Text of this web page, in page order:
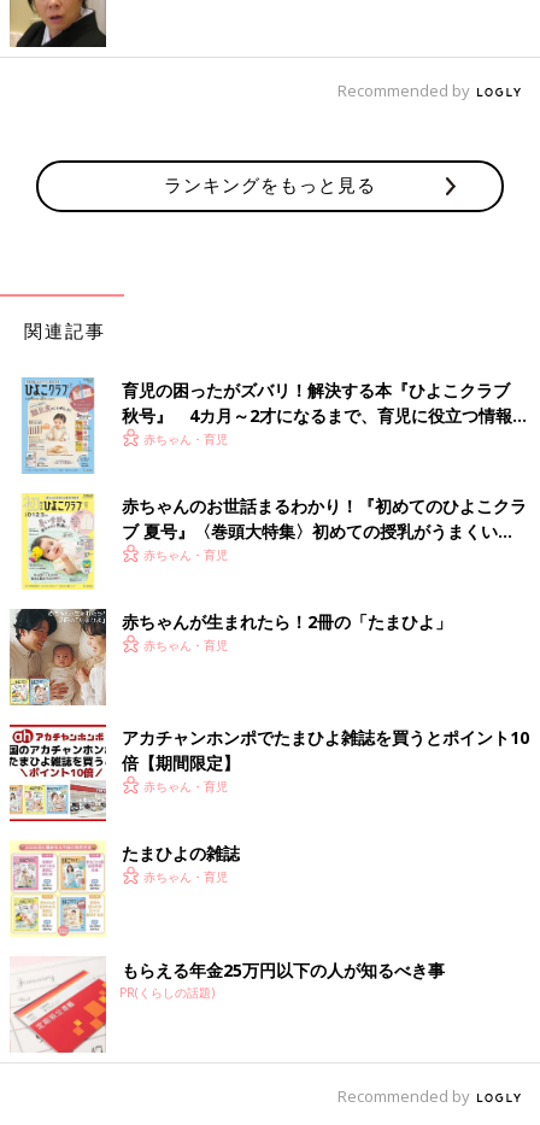
Recommended by
ランキングをもっと見る
関連記事
育児の困ったがズバリ！解決する本『ひよこクラブ
秋号』 4カ月～2才になるまで、育児に役立つ情報が
いっぱい！
赤ちゃん・育児
赤ちゃんのお世話まるわかり！『初めてのひよこクラ
ブ 夏号』〈巻頭大特集〉初めての授乳がうまくい
く！ おっぱい・ミルクの基本と夏のトラブル 解決テ
赤ちゃん・育児
赤ちゃんが生まれたら！2冊の「たまひよ」
赤ちゃん・育児
アカチャンホンポでたまひよ雑誌を買うとポイント10
倍【期間限定】
赤ちゃん・育児
たまひよの雑誌
赤ちゃん・育児
もらえる年金25万円以下の人が知るべき事
PR(くらしの話題)
Recommended by